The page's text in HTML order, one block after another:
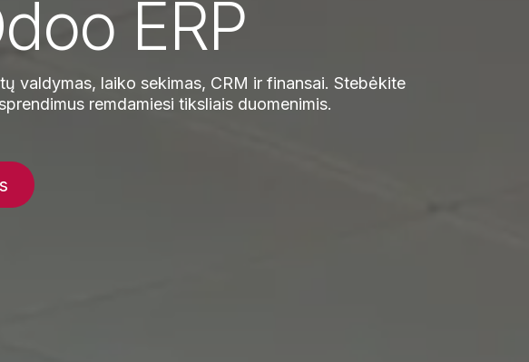
ERP
valdymas, laiko sekimas, CRM ir finansai. Stebėkite
remdamiesi tiksliais duomenimis.